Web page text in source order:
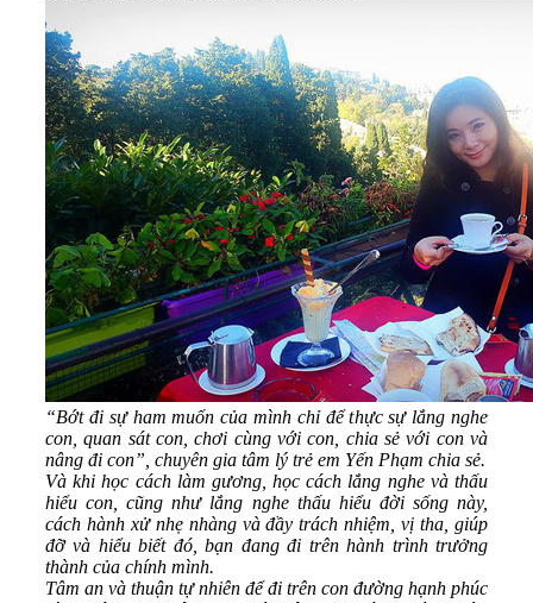
“Bớt đi sự ham muốn của mình chỉ để thực sự lắng nghe
con, quan sát con, chơi cùng với con, chia sẻ với con và
nâng đi con”, chuyên gia tâm lý trẻ em Yến Phạm chia sẻ.
Và khi học cách làm gương, học cách lắng nghe và thấu
hiểu con, cũng như lắng nghe thấu hiểu đời sống này,
cách hành xử nhẹ nhàng và đầy trách nhiệm, vị tha, giúp
đỡ và hiểu biết đó, bạn đang đi trên hành trình trưởng
thành của chính mình.
Tâm an và thuận tự nhiên để đi trên con đường hạnh phúc